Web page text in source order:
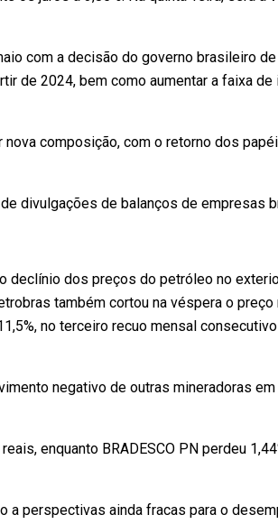
com a decisão do governo brasileiro
de 2024, bem como aumentar a faixa de
composição, com o retorno dos
divulgações de balanços de empresas
declínio dos preços do petróleo no
também cortou na véspera o
no terceiro recuo mensal
negativo de outras mineradoras
enquanto BRADESCO PN perdeu
a perspectivas ainda fracas para o